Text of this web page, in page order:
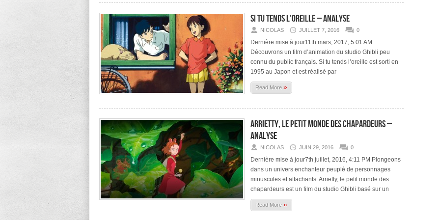
Si tu tends l’oreille – Analyse
NICOLAS JUILLET 7, 2016 0
Dernière mise à jour11th mars, 2017, 5:01 AM
Découvrons un film d’animation du studio Ghibli peu
connu du public français. Si tu tends l’oreille est sorti en
1995 au Japon et est réalisé par
Read More »
Arrietty, le petit monde des chapardeurs –
Analyse
NICOLAS JUIN 29, 2016 0
Dernière mise à jour7th juillet, 2016, 4:11 PM Plongeons
dans un univers enchanteur peuplé de personnages
minuscules et attachants. Arrietty, le petit monde des
chapardeurs est un film du studio Ghibli basé sur un
Read More »